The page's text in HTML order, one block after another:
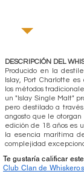
DESCRIPCIÓN DEL
Producido en la
Islay, Port Charlotte
los métodos
un "Islay Single Malt"
pero destilado a
angosto que le
edición de 18 años es
la esencia marítima
complejidad
Te gustaría calificar
Club Clan de Whiskeros